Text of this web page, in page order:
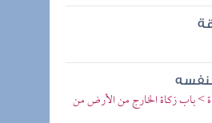
لنفسه
> باب زكاة الخارج من الأرض من